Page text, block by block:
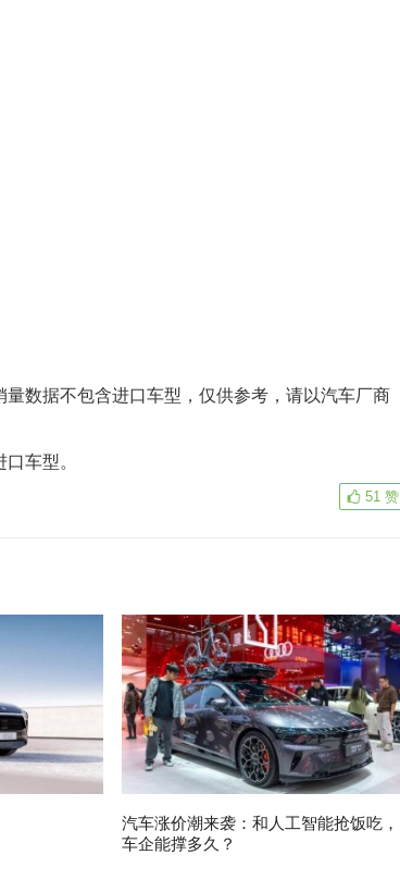
数据不包含进口车型，仅供参考，请以汽车厂商
车型。
51 赞
汽车涨价潮来袭：和人工智能抢饭吃，
车企能撑多久？